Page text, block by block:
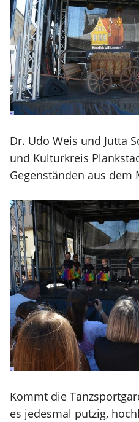
Dr. Udo Weis und Jutta
und Kulturkreis
Gegenständen aus dem
Kommt die
es jedesmal putzig,